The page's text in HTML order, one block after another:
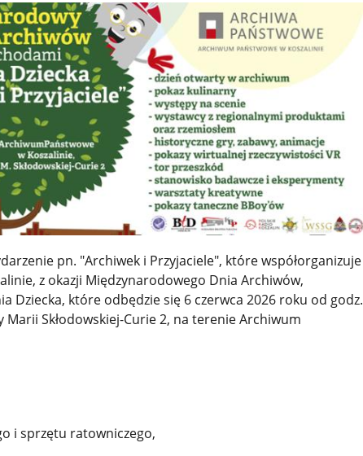
pn. "Archiwek i Przyjaciele", które współorganizuje
z okazji Międzynarodowego Dnia Archiwów,
Dziecka, które odbędzie się 6 czerwca 2026 roku od godz.
Marii Skłodowskiej-Curie 2, na terenie Archiwum
i sprzętu ratowniczego,